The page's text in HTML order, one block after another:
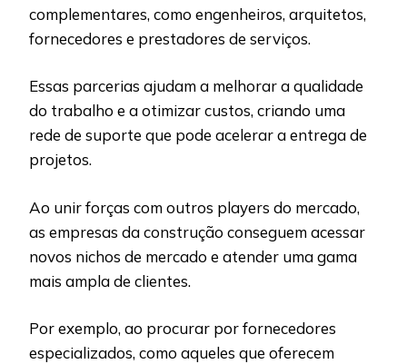
complementares, como engenheiros, arquitetos,
fornecedores e prestadores de serviços.
Essas parcerias ajudam a melhorar a qualidade
do trabalho e a otimizar custos, criando uma
rede de suporte que pode acelerar a entrega de
projetos.
Ao unir forças com outros players do mercado,
as empresas da construção conseguem acessar
novos nichos de mercado e atender uma gama
mais ampla de clientes.
Por exemplo, ao procurar por fornecedores
especializados, como aqueles que oferecem